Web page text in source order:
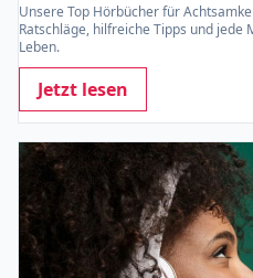
Unsere Top Hörbücher für
Ratschläge, hilfreiche Tipps und
Leben.
Jetzt lesen